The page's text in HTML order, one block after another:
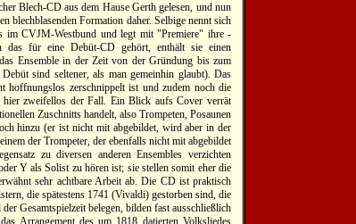
Blech-CD aus dem Hause Gerth gelesen, und nun
blechblasenden Formation daher. Selbige nennt sich
im CVJM-Westbund und legt mit "Premiere" ihre -
für eine Debüt-CD gehört, enthält sie einen
Ensemble in der Zeit von der Gründung bis zum
sind seltener, als man gemeinhin glaubt). Das
hoffnungslos zerschnippelt ist und zudem noch die
hier zweifellos der Fall. Ein Blick aufs Cover verrät
Zuschnitts handelt, also Trompeten, Posaunen
hinzu (er ist nicht mit abgebildet, wird aber in der
der Trompeter, der ebenfalls nicht mit abgebildet
zu diversen anderen Ensembles verzichten
Y als Solist zu hören ist; sie stellen somit eher die
sehr achtbare Arbeit ab. Die CD ist praktisch
die spätestens 1741 (Vivaldi) gestorben sind, die
Gesamtspielzeit belegen, bilden fast ausschließlich
Arrangement des um 1818 datierten Volksliedes